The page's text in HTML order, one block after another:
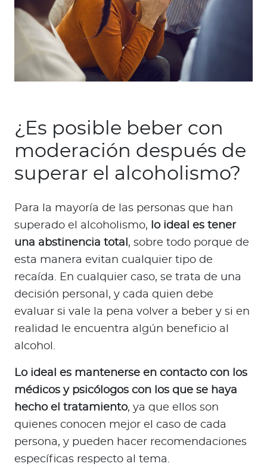
¿Es posible beber con
moderación después de
superar el alcoholismo?
Para la mayoría de las personas que han
superado el alcoholismo,
lo ideal es tener
una abstinencia total , sobre todo porque de
esta manera evitan cualquier tipo de
recaída. En cualquier caso, se trata de una
decisión personal, y cada quien debe
evaluar si vale la pena volver a beber y si en
realidad le encuentra algún beneficio al
alcohol.
Lo ideal es mantenerse en contacto con los
médicos y psicólogos con los que se haya
hecho el tratamiento, ya que ellos son
quienes conocen mejor el caso de cada
persona, y pueden hacer recomendaciones
específicas respecto al tema.